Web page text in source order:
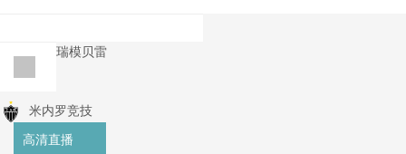
瑞模贝雷
米内罗竞技
高清直播